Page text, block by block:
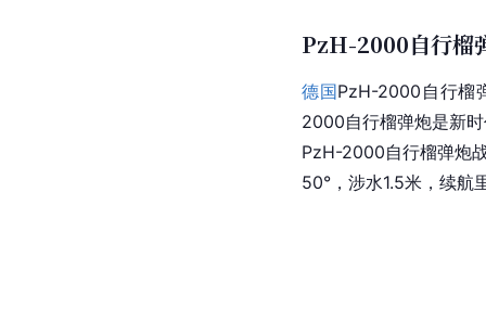
PzH-2000自行榴
德国PzH-2000 自行榴
2000自行榴弹炮是新
PzH-2000自行榴弹炮
50°，涉水1.5米，续航